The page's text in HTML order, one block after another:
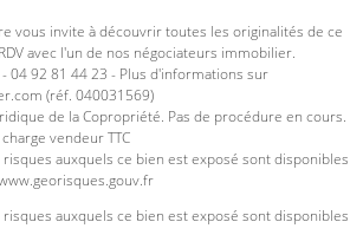
vous invite à découvrir toutes les originalités de ce
avec l'un de nos négociateurs immobilier.
04 92 81 44 23 - Plus d'informations sur
(réf. 040031569)
de la Copropriété. Pas de procédure en cours.
vendeur TTC
auxquels ce bien est exposé sont disponibles
auxquels ce bien est exposé sont disponibles